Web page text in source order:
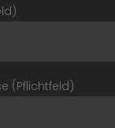
(Pflichtfeld)